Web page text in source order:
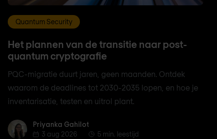
Quantum Security
Het plannen van de transitie naar post-
quantum cryptografie
PQC-migratie duurt jaren, geen maanden. Ontdek
waarom de deadlines tot 2030-2035 lopen, en hoe je
inventarisatie, testen en uitrol plant.
Priyanka Gahilot
Priyanka Gahilot
3 aug 2026
5 min. leestijd